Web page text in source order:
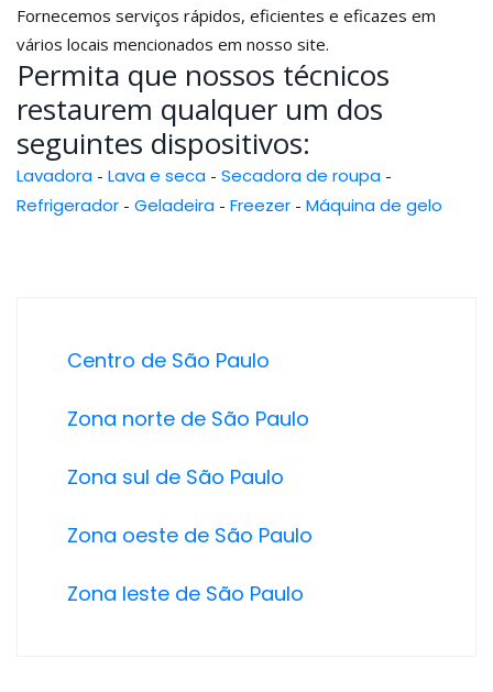
Fornecemos serviços rápidos, eficientes e eficazes em
vários locais mencionados em nosso site.
Permita que nossos técnicos
restaurem qualquer um dos
seguintes dispositivos:
Lavadora - Lava e seca - Secadora de roupa -
Refrigerador - Geladeira - Freezer - Máquina de gelo
Centro de São Paulo
Zona norte de São Paulo
Zona sul de São Paulo
Zona oeste de São Paulo
Zona leste de São Paulo